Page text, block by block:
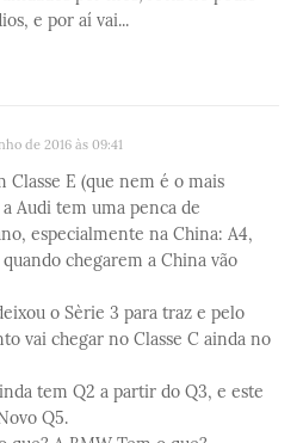
e por aí vai...
de 2016 às 09:41
Classe E (que nem é o mais
Audi tem uma penca de
especialmente na China: A4,
chegarem a China vão
o Sèrie 3 para traz e pelo
vai chegar no Classe C ainda no
tem Q2 a partir do Q3, e este
Q5.